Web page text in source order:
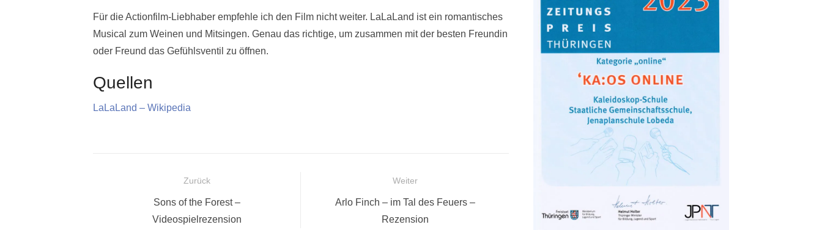
Für die Actionfilm-Liebhaber empfehle ich den Film nicht weiter. LaLaLand ist ein romantisches
Musical zum Weinen und Mitsingen. Genau das richtige, um zusammen mit der besten Freundin
oder Freund das Gefühlsventil zu öffnen.
Quellen
LaLaLand – Wikipedia
Beitragsnavigation
Zurück
VorherigerSons of the Forest –
Videospielrezension
Weiter
Nächster
Arlo Finch – im Tal des Feuers –
Rezension